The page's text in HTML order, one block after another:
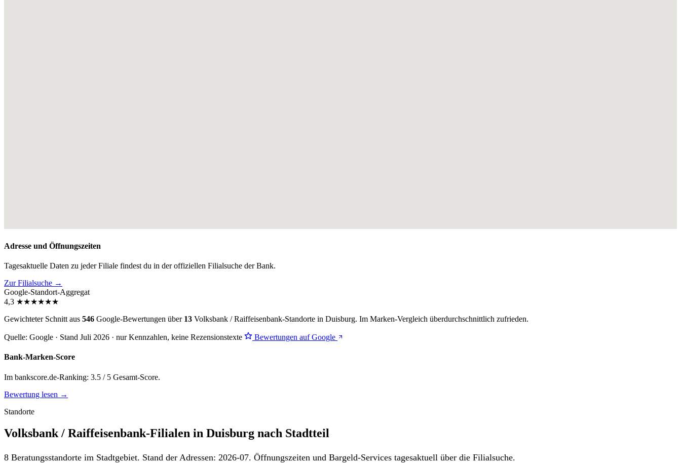
Adresse und Öffnungszeiten
Tagesaktuelle Daten zu jeder Filiale findest du in der offiziellen Filialsuche der Bank.
Zur Filialsuche →
Google-Standort-Aggregat
4,3 ★★★★★★
Gewichteter Schnitt aus 546 Google-Bewertungen über 13 Volksbank / Raiffeisenbank-Standorte in Duisburg. Im Marken-Vergleich überdurchschnittlich zufrieden.
Quelle: Google · Stand Juli 2026 · nur Kennzahlen, keine Rezensionstexte Bewertungen auf Google
Bank-Marken-Score
Im bankscore.de-Ranking: 3.5 / 5 Gesamt-Score.
Bewertung lesen →
Standorte
Volksbank / Raiffeisenbank-Filialen in Duisburg nach Stadtteil
8 Beratungsstandorte im Stadtgebiet. Stand der Adressen: 2026-07. Öffnungszeiten und Bargeld-Services tagesaktuell über die Filialsuche.